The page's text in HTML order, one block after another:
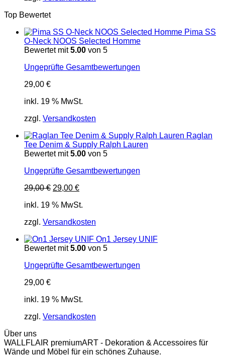
Top Bewertet
Pima SS
O-Neck NOOS Selected Homme
Bewertet mit5.00 von 5
Ungeprüfte Gesamtbewertungen
29,00 €
inkl. 19 % MwSt.
zzgl. Versandkosten
Raglan
Tee Denim & Supply Ralph Lauren
Bewertet mit5.00 von 5
Ungeprüfte Gesamtbewertungen
29,00€ Ursprünglicher
war:
29,00 €Aktueller
ist:
inkl. 19 % MwSt.
zzgl. Versandkosten
On1 Jersey UNIF
Bewertet mit5.00 von 5
Ungeprüfte Gesamtbewertungen
29,00 €
inkl. 19 % MwSt.
zzgl. Versandkosten
Über uns
WALLFLAIR premiumART - Dekoration & Accessoires für
Wände und Möbel für ein schönes Zuhause.